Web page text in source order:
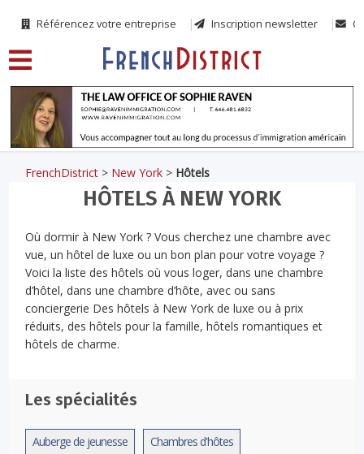
Référencez votre entreprise Inscription newsletter
FrenchDistrict > New York > Hôtels
HÔTELS À NEW YORK
Où dormir à New York ? Vous cherchez une chambre avec
vue, un hôtel de luxe ou un bon plan pour votre voyage ?
Voici la liste des hôtels où vous loger, dans une chambre
d’hôtel, dans une chambre d’hôte, avec ou sans
conciergerie Des hôtels à New York de luxe ou à prix
réduits, des hôtels pour la famille, hôtels romantiques et
hôtels de charme.
Les spécialités
Auberge de jeunesse Chambres d'hôtes